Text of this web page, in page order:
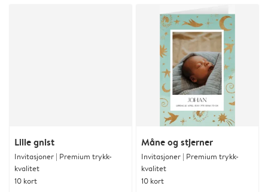
Lille gnist
Invitasjoner | Premium trykk-
kvalitet
10 kort
Måne og stjerner
Invitasjoner | Premium trykk-
kvalitet
10 kort